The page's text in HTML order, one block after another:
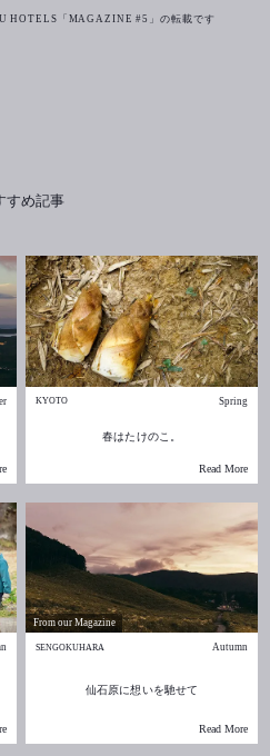
HOTELS「MAGAZINE #5」の転載です
すめ記事
KYOTO Spring
春はたけのこ。
Read More
From our Magazine
SENGOKUHARA Autumn
仙石原に想いを馳せて
Read More